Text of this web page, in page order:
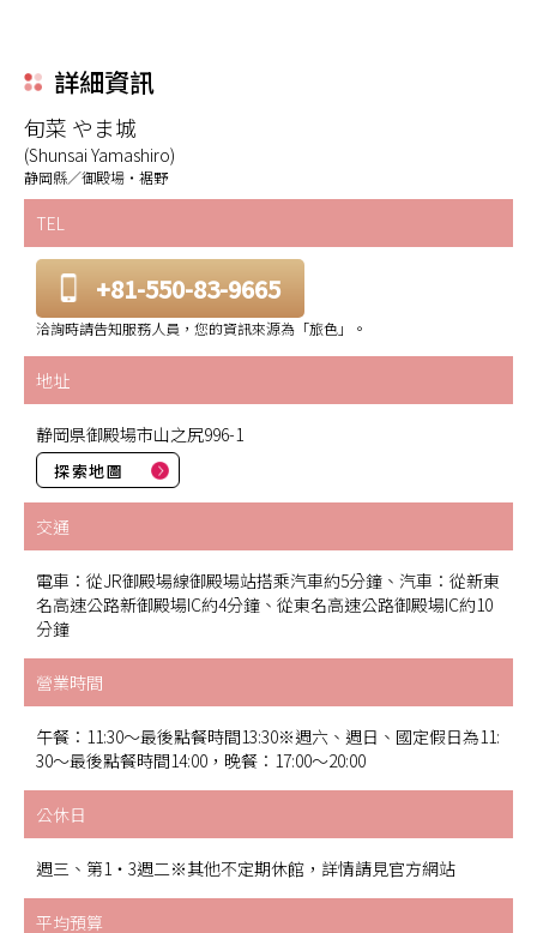
詳細資訊
旬菜 やま城
(Shunsai Yamashiro)
静岡縣／御殿場・裾野
TEL
+81-550-83-9665
洽詢時請告知服務人員，您的資訊來源為「旅色」。
地址
静岡県御殿場市山之尻996-1
探索地圖
交通
電車：從JR御殿場線御殿場站搭乘汽車約5分鐘、汽車：從新東
名高速公路新御殿場IC約4分鐘、從東名高速公路御殿場IC約10
分鐘
營業時間
午餐：11:30～最後點餐時間13:30※週六、週日、國定假日為11:
30～最後點餐時間14:00，晚餐：17:00～20:00
公休日
週三、第1・3週二※其他不定期休館，詳情請見官方網站
平均預算